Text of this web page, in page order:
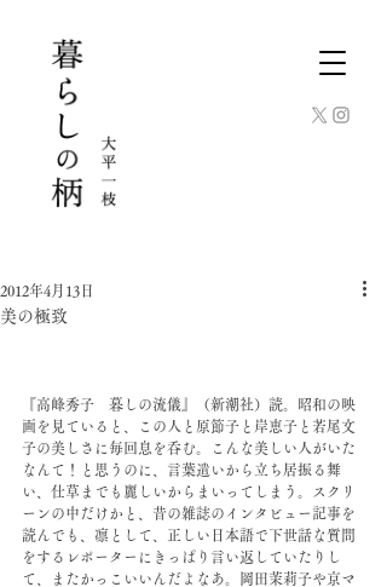
美の極致
2012年4月13日
『高峰秀子　暮しの流儀』（新潮社）読。昭和の映
画を見ていると、この人と原節子と岸恵子と若尾文
子の美しさに毎回息を呑む。こんな美しい人がいた
なんて！と思うのに、言葉遣いから立ち居振る舞
い、仕草までも麗しいからまいってしまう。スクリ
ーンの中だけかと、昔の雑誌のインタビュー記事を
読んでも、凛として、正しい日本語で下世話な質問
をするレポーターにきっぱり言い返していたりし
て、またかっこいいんだよなあ。岡田茉莉子や京マ